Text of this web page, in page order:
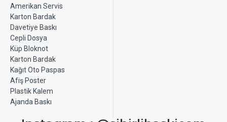
Amerikan Servis
Karton Bardak
Davetiye Baskı
Cepli Dosya
Küp Bloknot
Karton Bardak
Kağıt Oto Paspas
Afiş Poster
Plastik Kalem
Ajanda Baskı